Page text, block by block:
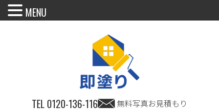
TEL 0120-136-116 無料写真お見積もり
MENU